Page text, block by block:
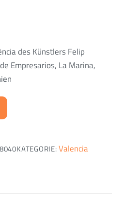
des Künstlers Felip
Empresarios, La Marina,
KATEGORIE:Valencia